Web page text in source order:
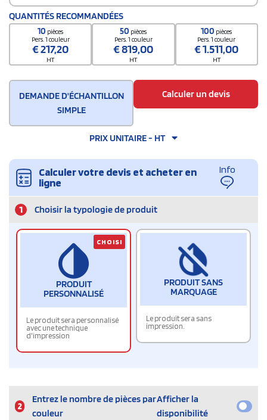
QUANTITÉS RECOMMANDÉES
10 pièces
Pers. 1 couleur
€217,20
HT
50 pièces
Pers. 1 couleur
€819,00
HT
100 pièces
Pers. 1 couleur
€1.511,00
HT
DEMANDE D'ÉCHANTILLON
SIMPLE
Calculer un devis
PRIX UNITAIRE - HT
Calculer votre devis et acheter en
ligne
Info
1 Choisir la typologie de produit
PRODUIT
PERSONNALISÉ
Le produit sera personnalisé
avec une technique
d'impression
CHOISI
PRODUIT SANS
MARQUAGE
Le produit sera sans
impression.
2
Entrez le nombre de pièces par
couleur
Afficher la
disponibilité